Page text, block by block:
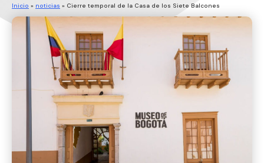
Inicio » noticias » Cierre temporal de la Casa de los Siete Balcones